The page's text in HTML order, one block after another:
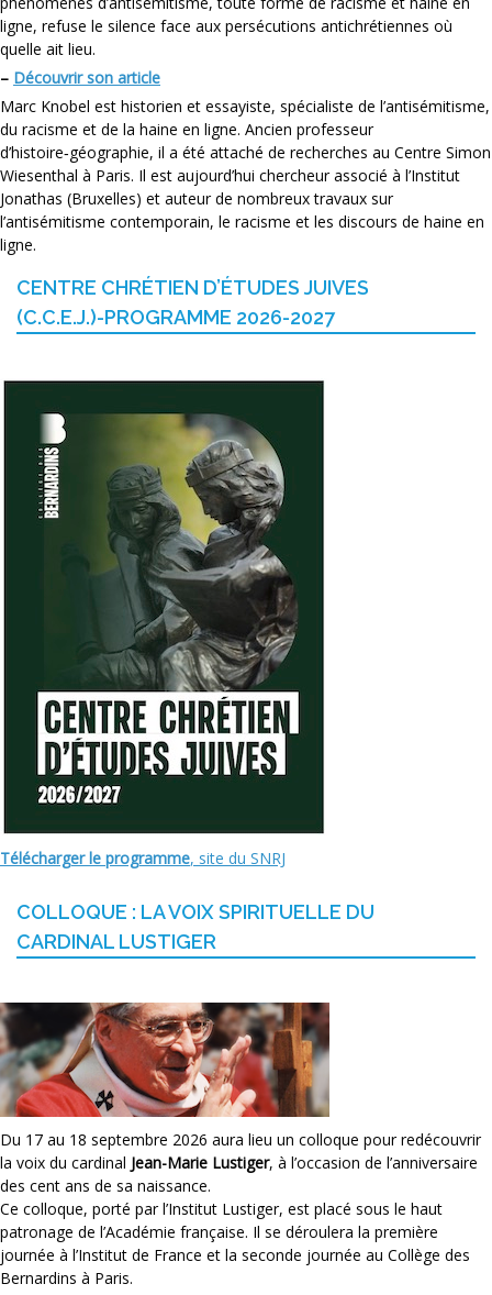
ligne, refuse le silence face aux persécutions antichrétiennes où
quelle ait lieu.
– Découvrir son article
Marc Knobel est historien et essayiste, spécialiste de l’antisémitisme,
du racisme et de la haine en ligne. Ancien professeur
d’histoire‑géographie, il a été attaché de recherches au Centre Simon
Wiesenthal à Paris. Il est aujourd’hui chercheur associé à l’Institut
Jonathas (Bruxelles) et auteur de nombreux travaux sur
l’antisémitisme contemporain, le racisme et les discours de haine en
ligne.
CENTRE CHRÉTIEN D’ÉTUDES JUIVES
(C.C.E.J.)-PROGRAMME 2026-2027
Télécharger le programme, site du SNRJ
COLLOQUE : LA VOIX SPIRITUELLE DU
CARDINAL LUSTIGER
Du 17 au 18 septembre 2026 aura lieu un colloque pour redécouvrir
la voix du cardinal Jean-Marie Lustiger, à l’occasion de l’anniversaire
des cent ans de sa naissance.
Ce colloque, porté par l’Institut Lustiger, est placé sous le haut
patronage de l’Académie française. Il se déroulera la première
journée à l’Institut de France et la seconde journée au Collège des
Bernardins à Paris.